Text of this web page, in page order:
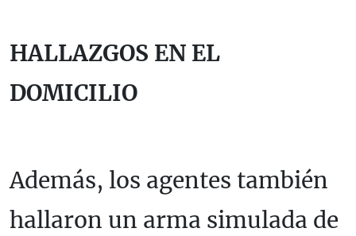
HALLAZGOS EN EL
DOMICILIO
Además, los agentes también
hallaron un arma simulada de